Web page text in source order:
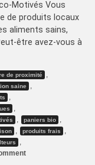
Motivés Vous
de produits locaux
aliments sains,
être avez-vous à
de proximité ,
saine ,
,
,
, paniers bio ,
, produits frais ,
,
on